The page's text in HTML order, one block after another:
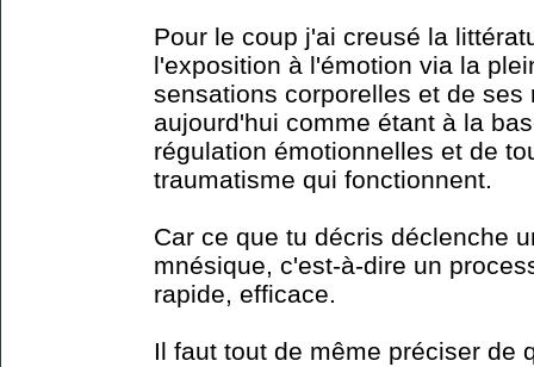
Pour le coup j'ai creusé la
l'exposition à l'émotion via la
sensations corporelles et de ses
aujourd'hui comme étant à la
régulation émotionnelles et de
traumatisme qui fonctionnent.
Car ce que tu décris déclenche
mnésique, c'est-à-dire un
rapide, efficace.
Il faut tout de même préciser de